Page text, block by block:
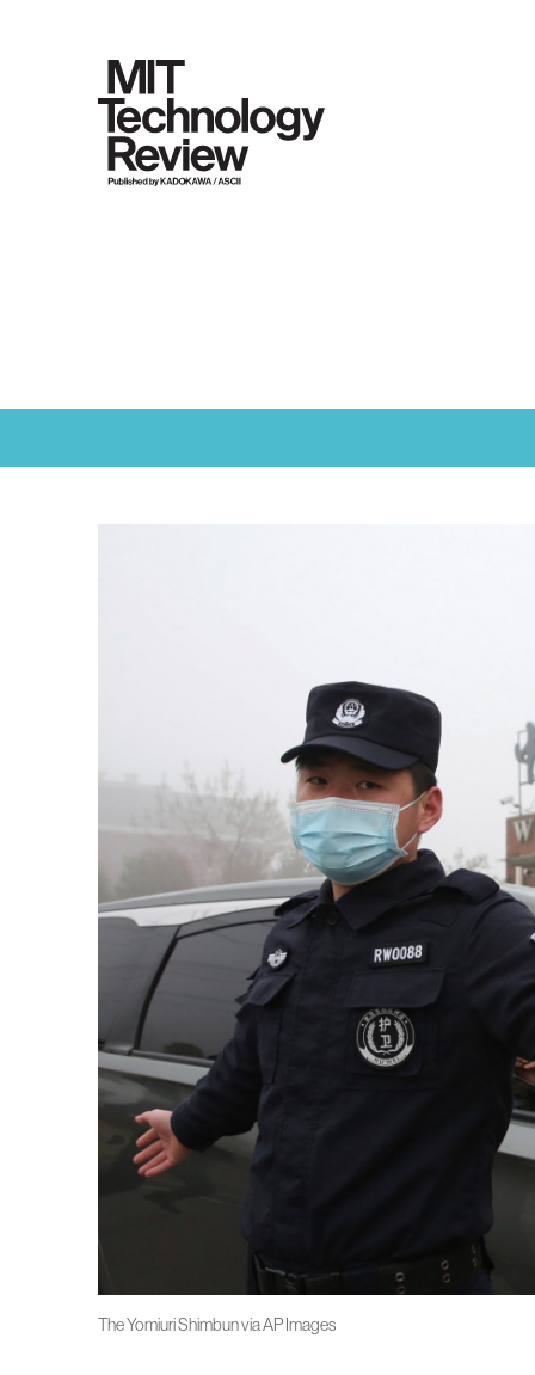
The Yomiuri Shimbun via AP Images